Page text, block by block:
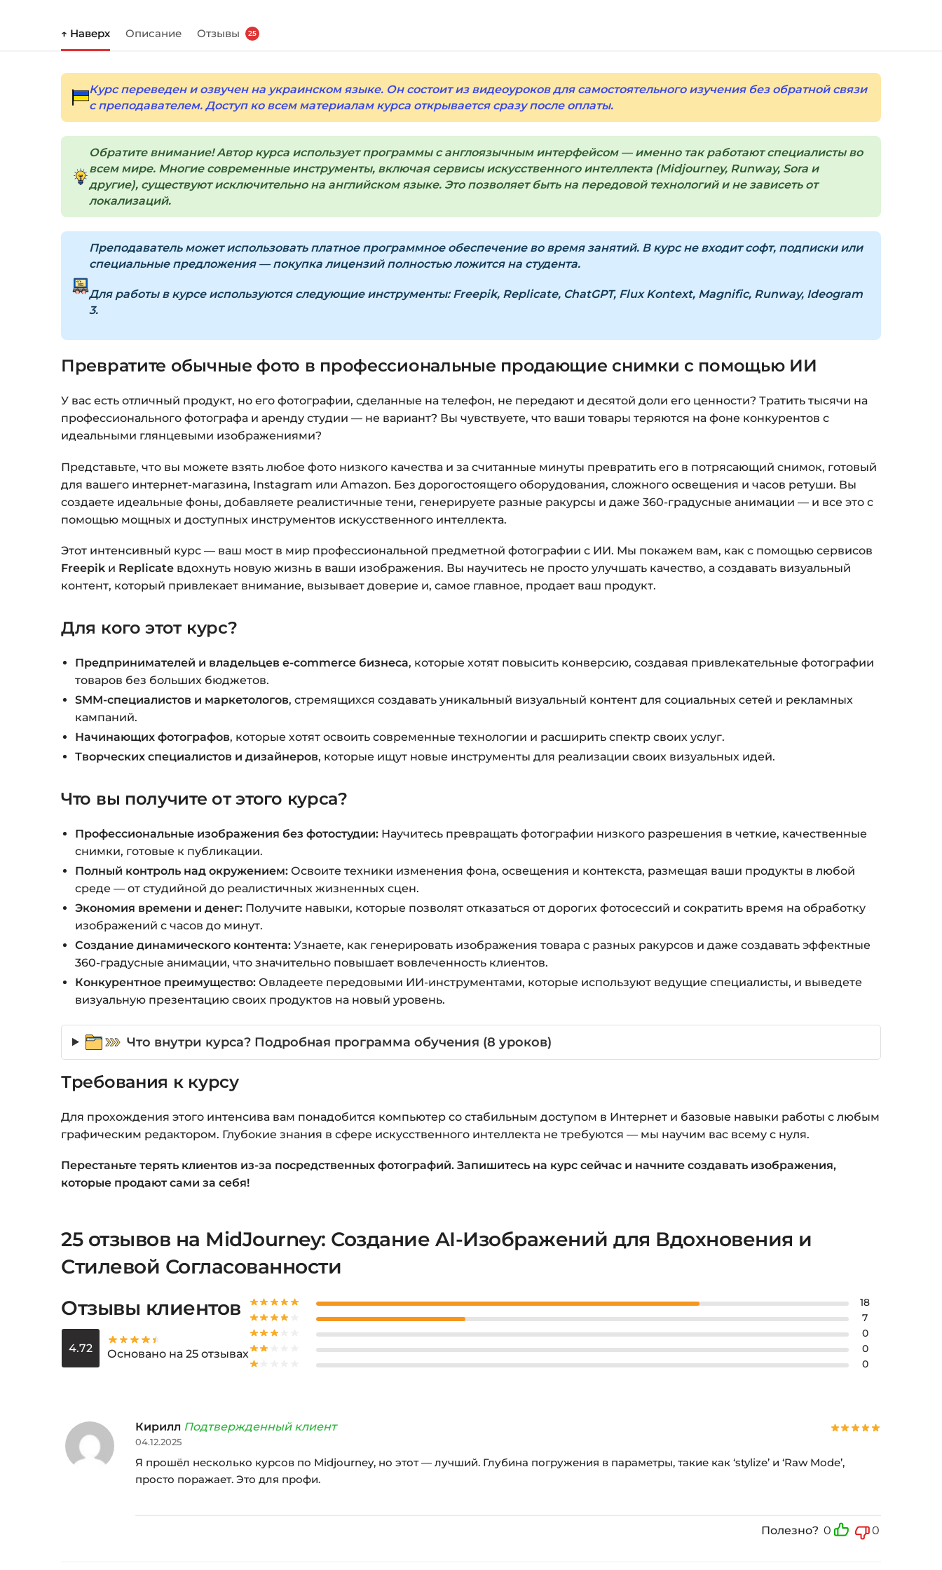
После оплаты появится страница благодарности с кнопкой
«Перейти к загрузкам». Нажмите её — и откроется страница с
Дополнительно ссылка на курс придёт вам на email.
Вопросы?Пишите на
↑ Наверх Описание Отзывы 25
Курс переведен и озвучен на украинском языке. Он состоит из видеоуроков для самостоятельного изучения без обратной связи
с преподавателем. Доступ ко всем материалам курса открывается сразу после оплаты.
Обратите внимание! Автор курса использует программы с англоязычным интерфейсом — именно так работают специалисты во
всем мире. Многие современные инструменты, включая сервисы искусственного интеллекта (Midjourney, Runway, Sora и
другие), существуют исключительно на английском языке. Это позволяет быть на передовой технологий и не зависеть от
локализаций.
Преподаватель может использовать платное программное обеспечение во время занятий. В курс не входит софт, подписки или
специальные предложения — покупка лицензий полностью ложится на студента.
Для работы в курсе используются следующие инструменты:Freepik, Replicate, ChatGPT, Flux Kontext, Magnific, Runway, Ideogram
3.
Превратите обычные фото в профессиональные продающие снимки с помощью ИИ
У вас есть отличный продукт, но его фотографии, сделанные на телефон, не передают и десятой доли его ценности? Тратить тысячи на
профессионального фотографа и аренду студии — не вариант? Вы чувствуете, что ваши товары теряются на фоне конкурентов с
идеальными глянцевыми изображениями?
Представьте, что вы можете взять любое фото низкого качества и за считанные минуты превратить его в потрясающий снимок, готовый
для вашего интернет-магазина, Instagram или Amazon. Без дорогостоящего оборудования, сложного освещения и часов ретуши. Вы
создаете идеальные фоны, добавляете реалистичные тени, генерируете разные ракурсы и даже 360-градусные анимации — и все это с
помощью мощных и доступных инструментов искусственного интеллекта.
Этот интенсивный курс — ваш мост в мир профессиональной предметной фотографии с ИИ. Мы покажем вам, как с помощью сервисов
Freepik и Replicate вдохнуть новую жизнь в ваши изображения. Вы научитесь не просто улучшать качество, а создавать визуальный
контент, который привлекает внимание, вызывает доверие и, самое главное, продает ваш продукт.
Для кого этот курс?
Предпринимателей и владельцев e-commerce бизнеса, которые хотят повысить конверсию, создавая привлекательные фотографии
товаров без больших бюджетов.
SMM-специалистов и маркетологов, стремящихся создавать уникальный визуальный контент для социальных сетей и рекламных
кампаний.
Начинающих фотографов, которые хотят освоить современные технологии и расширить спектр своих услуг.
Творческих специалистов и дизайнеров, которые ищут новые инструменты для реализации своих визуальных идей.
Что вы получите от этого курса?
Профессиональные изображения без фотостудии: Научитесь превращать фотографии низкого разрешения в четкие, качественные
снимки, готовые к публикации.
Полный контроль над окружением: Освоите техники изменения фона, освещения и контекста, размещая ваши продукты в любой
среде — от студийной до реалистичных жизненных сцен.
Экономия времени и денег: Получите навыки, которые позволят отказаться от дорогих фотосессий и сократить время на обработку
изображений с часов до минут.
Создание динамического контента: Узнаете, как генерировать изображения товара с разных ракурсов и даже создавать эффектные
360-градусные анимации, что значительно повышает вовлеченность клиентов.
Конкурентное преимущество: Овладеете передовыми ИИ-инструментами, которые используют ведущие специалисты, и выведете
визуальную презентацию своих продуктов на новый уровень.
Что внутри курса? Подробная программа обучения (8 уроков)
Требования к курсу
Для прохождения этого интенсива вам понадобится компьютер со стабильным доступом в Интернет и базовые навыки работы с любым
графическим редактором. Глубокие знания в сфере искусственного интеллекта не требуются — мы научим вас всему с нуля.
Перестаньте терять клиентов из-за посредственных фотографий. Запишитесь на курс сейчас и начните создавать изображения,
которые продают сами за себя!
25 отзывов на MidJourney: Создание AI-Изображений для Вдохновения и
Стилевой Согласованности
Отзывы клиентов
4.72 Основано на 25 отзывах
18
7
0
0
0
Кирилл Подтвержденный клиент
04.12.2025
Я прошёл несколько курсов по Midjourney, но этот — лучший. Глубина погружения в параметры, такие как ‘stylize’ и ‘Raw Mode’,
просто поражает. Это для профи.
Полезно? 0 0